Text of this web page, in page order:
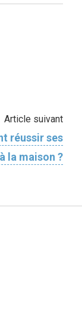
Article suivant
réussir ses
la maison ?